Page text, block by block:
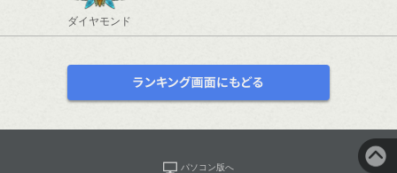
ダイヤモンド
パソコン版へ